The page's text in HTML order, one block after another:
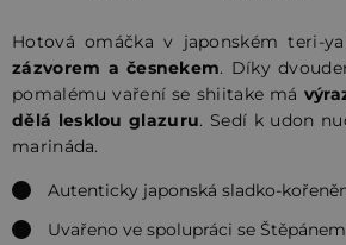
Hotová omáčka v japonském teri-
zázvorem a česnekem. Díky
pomalému vaření se shiitake má
dělá lesklou glazuru. Sedí k udon
marináda.
Autenticky japonská sladko-
Uvařeno ve spolupráci se